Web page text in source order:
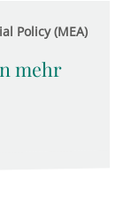
Policy (MEA)
mehr